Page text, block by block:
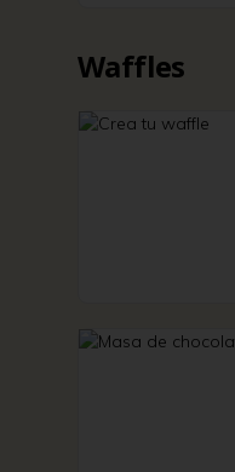
Waffles